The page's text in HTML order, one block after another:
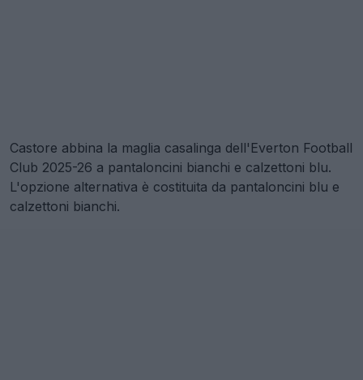
Castore abbina la maglia casalinga dell'Everton Football
Club 2025-26 a pantaloncini bianchi e calzettoni blu.
L'opzione alternativa è costituita da pantaloncini blu e
calzettoni bianchi.